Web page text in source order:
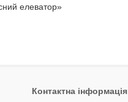
елеватор»
Контактна інформація